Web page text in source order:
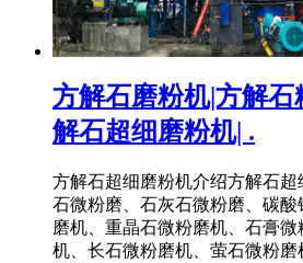
方解石磨粉机|方解石
解石超细磨粉机| .
方解石超细磨粉机介绍方解石
石微粉磨、石灰石微粉磨、碳
磨机、重晶石微粉磨机、石膏
机、长石微粉磨机、萤石微粉磨